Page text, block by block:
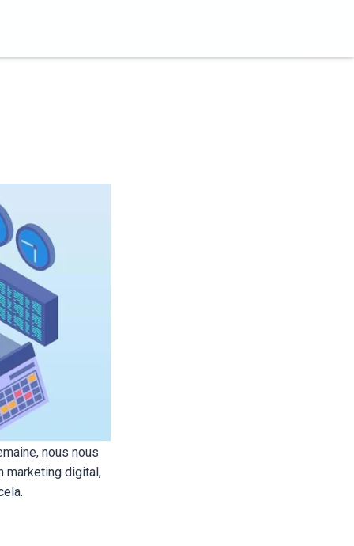
nous nous
marketing digital,